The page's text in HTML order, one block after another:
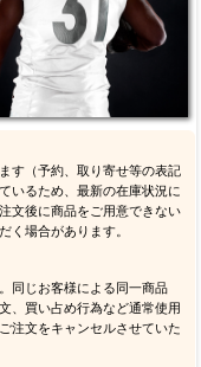
す（予約、取り寄せ等の表記
いるため、最新の在庫状況に
文後に商品をご用意できない
く場合があります。
同じお客様による同一商品
、買い占め行為など通常使用
注文をキャンセルさせていた